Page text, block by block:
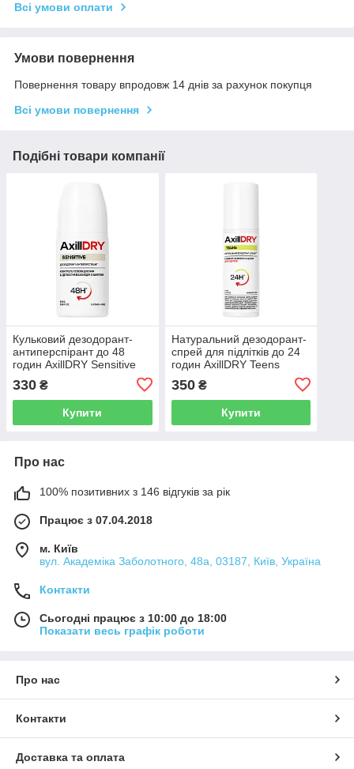
Всі умови оплати
Умови повернення
Повернення товару впродовж 14 днів за рахунок покупця
Всі умови повернення
Подібні товари компанії
Кульковий дезодорант-
антиперспірант до 48
годин AxillDRY Sensitive
330 ₴
Купити
Натуральний дезодорант-
спрей для підлітків до 24
годин AxillDRY Teens
350₴
Купити
Про нас
100% позитивних з 146 відгуків за рік
Працює з 07.04.2018
м. Київ
вул. Академіка Заболотного, 48а, 03187, Київ, Україна
Контакти
Сьогодні працює з 10:00 до 18:00
Показати весь графік роботи
Про нас
Контакти
Доставка та оплата